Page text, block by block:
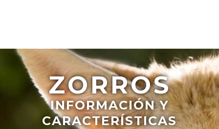
ZORROS
INFORMACIÓN Y
CARACTERÍSTICAS